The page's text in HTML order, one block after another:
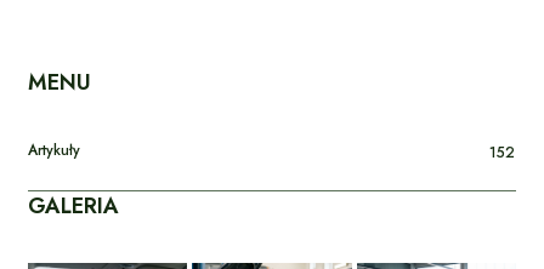
MENU
Artykuły 152
GALERIA